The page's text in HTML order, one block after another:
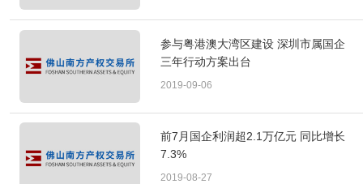
参与粤港澳大湾区建设 深圳市属国企
三年行动方案出台
2019-09-06
前7月国企利润超2.1万亿元 同比增长
7.3%
2019-08-27